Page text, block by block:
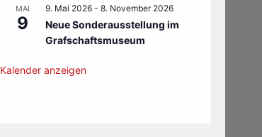
MAI
9
9. Mai 2026 - 8. November 2026
Neue Sonderausstellung im
Grafschaftsmuseum
Kalender anzeigen